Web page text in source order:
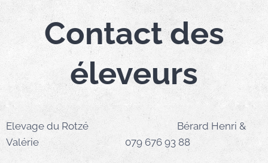
Contact des
éleveurs
Elevage du Rotzé Bérard Henri &
Valérie 079 676 93 88